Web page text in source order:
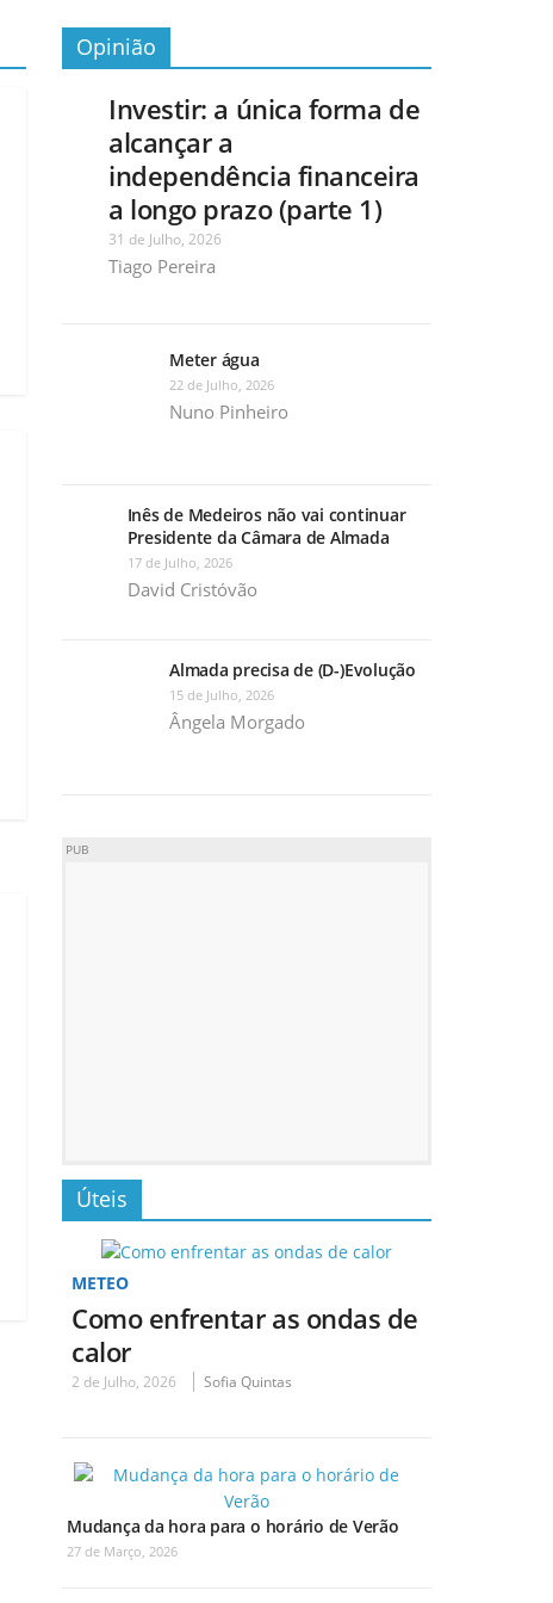
Opinião
Investir: a única forma de
alcançar a
independência financeira
a longo prazo (parte 1)
31 de Julho, 2026
Tiago Pereira
Meter água
22 de Julho, 2026
Nuno Pinheiro
Inês de Medeiros não vai continuar
Presidente da Câmara de Almada
17 de Julho, 2026
David Cristóvão
Almada precisa de (D-)Evolução
15 de Julho, 2026
Ângela Morgado
PUB
Úteis
METEO
Como enfrentar as ondas de
calor
2 de Julho, 2026 Sofia Quintas
Mudança da hora para o horário de Verão
27 de Março, 2026